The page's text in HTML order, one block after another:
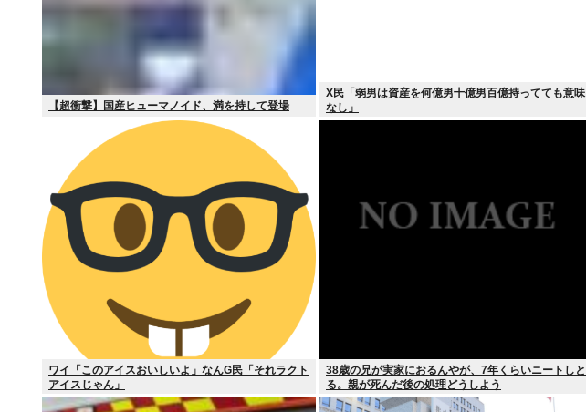
【超衝撃】国産ヒューマノイド、満を持して登場
X民「弱男は資産を何億男十億男百億持ってても意味
なし」
ワイ「このアイスおいしいよ」なんG民「それラクト
アイスじゃん」
38歳の兄が実家におるんやが、7年くらいニートしと
る。親が死んだ後の処理どうしよう